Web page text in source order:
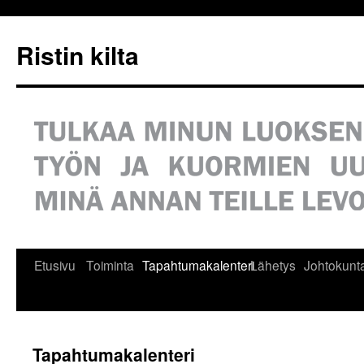
Ristin kilta
Etusivu Toiminta TapahtumakalenteriLähetys
Tapahtumakalenteri